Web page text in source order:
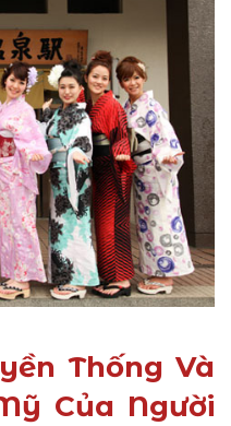
Thống Và
Của Người